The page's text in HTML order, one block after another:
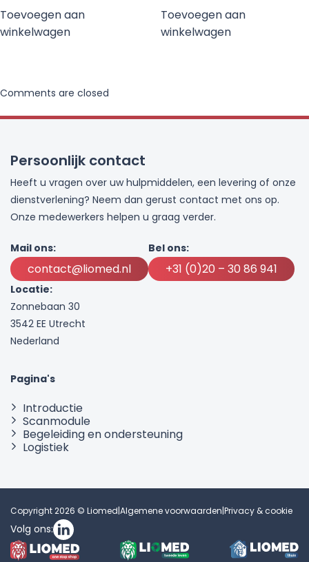
Toevoegen aan
winkelwagen
Toevoegen aan
winkelwagen
Comments are closed
Persoonlijk contact
Heeft u vragen over uw hulpmiddelen, een levering of onze
dienstverlening? Neem dan gerust contact met ons op.
Onze medewerkers helpen u graag verder.
Mail ons:
contact@liomed.nl
Bel ons:
+31 (0)20 – 30 86 941
Locatie:
Zonnebaan 30
3542 EE Utrecht
Nederland
Pagina's
Introductie
Scanmodule
Begeleiding en ondersteuning
Logistiek
Copyright 2026 © Liomed|Algemene voorwaarden|Privacy & cookie
Volg ons: